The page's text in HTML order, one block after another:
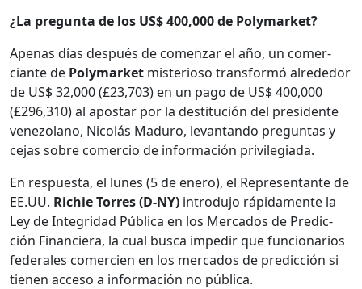
¿La pre­gun­ta de los US$ 400,000 de Poly­mar­ket?
Ape­nas días después de comen­zar el año, un com­er­
ciante de Poly­mar­ket mis­te­rioso trans­for­mó alrede­dor
de US$ 32,000 (£23,703) en un pago de US$ 400,000
(£296,310) al apos­tar por la des­ti­tu­ción del pres­i­dente
vene­zolano, Nicolás Maduro, lev­an­tan­do pre­gun­tas y
cejas sobre com­er­cio de infor­ma­ción priv­i­le­gia­da.
En respues­ta, el lunes (5 de enero), el Rep­re­sen­tante de
EE.UU. Richie Tor­res (D‑NY) intro­du­jo ráp­i­da­mente la
Ley de Inte­gri­dad Públi­ca en los Mer­ca­dos de Predic­
ción Financiera, la cual bus­ca impedir que fun­cionar­ios
fed­erales com­er­cien en los mer­ca­dos de predic­ción si
tienen acce­so a infor­ma­ción no públi­ca.